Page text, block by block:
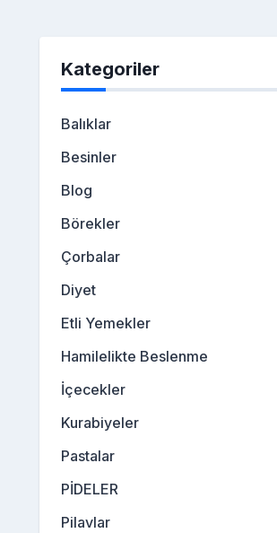
Kategoriler
Balıklar
Besinler
Blog
Börekler
Çorbalar
Diyet
Etli Yemekler
Hamilelikte Beslenme
İçecekler
Kurabiyeler
Pastalar
PİDELER
Pilavlar